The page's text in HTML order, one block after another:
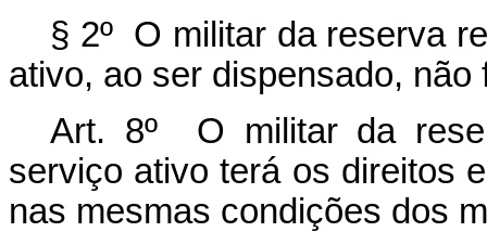
§ 2º O militar da reserva
ativo, ao ser dispensado,
Art. 8º O militar da
serviço ativo terá os direitos
nas mesmas condições dos